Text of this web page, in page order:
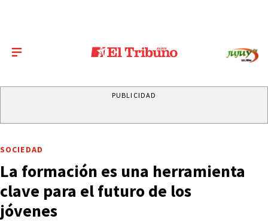
PUBLICIDAD
SOCIEDAD
La formación es una herramienta
clave para el futuro de los
jóvenes